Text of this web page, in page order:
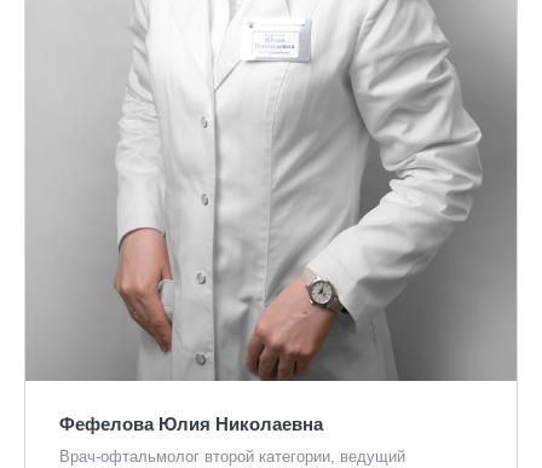
Фефелова Юлия Николаевна
Врач-офтальмолог второй категории, ведущий